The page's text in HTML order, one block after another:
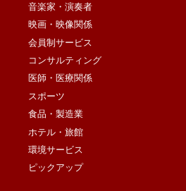
音楽家・演奏者
映画・映像関係
会員制サービス
コンサルティング
医師・医療関係
スポーツ
食品・製造業
ホテル・旅館
環境サービス
ピックアップ